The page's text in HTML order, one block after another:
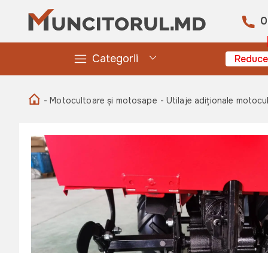
Categorii
- Motocultoare și motosape - Utilaje adiționale